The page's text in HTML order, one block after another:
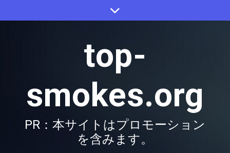
to
top-
smokes.org
PR：本サイトはプロモーション
を含みます。